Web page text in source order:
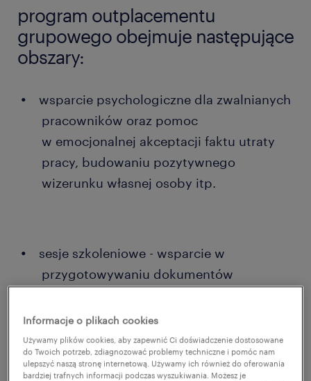
program outplacementu
grupowego obejmuje następujące
obszary:
wsparcie psychologiczne dla zwalnianych
pracowników oraz pomoc
w emocjonalnej akceptacji faktu utraty
pracy, budowaniu pozytywnego
wizerunku własnej osoby itp.
sesje szkoleniowe - wsparcie w
przygotowywaniu dokumentów
rozmowy kwalifikacyjnej, praktyczne
metody poszukiwania pracy, zapoznanie
z trendami na rynku pracy
Informacje o plikach cookies
Używamy plików cookies, aby zapewnić Ci doświadczenie dostosowane
do Twoich potrzeb, zdiagnozować problemy techniczne i pomóc nam
ulepszyć naszą stronę internetową. Używamy ich również do oferowania
bardziej trafnych informacji podczas wyszukiwania. Możesz je